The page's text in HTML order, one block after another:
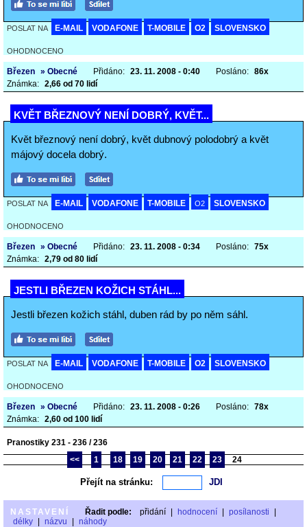
POSLAT NA E-MAIL VODAFONE T-MOBILE O2 SLOVENSKO
OHODNOCENO
Březen » Obecné Přidáno: 23. 11. 2008 - 0:40 Posláno: 86x
Známka: 2,66 od 70 lidí
KVĚT BŘEZNOVÝ NENÍ DOBRÝ, KVĚT...
Květ březnový není dobrý, květ dubnový polodobrý a květ
májový docela dobrý.
POSLAT NA E-MAIL VODAFONE T-MOBILE O2 SLOVENSKO
OHODNOCENO
Březen » Obecné Přidáno: 23. 11. 2008 - 0:34 Posláno: 75x
Známka: 2,79 od 80 lidí
JESTLI BŘEZEN KOŽICH STÁHL...
Jestli březen kožich stáhl, duben rád by po něm sáhl.
POSLAT NA E-MAIL VODAFONE T-MOBILE O2 SLOVENSKO
OHODNOCENO
Březen » Obecné Přidáno: 23. 11. 2008 - 0:26 Posláno: 78x
Známka: 2,60 od 100 lidí
Pranostiky 231 - 236 / 236
<<
1 18 19 20 21 22 23 24
Přejít na stránku:
NASTAVENÍ Řadit podle: přidání hodnocení posílanosti
délky
názvu
náhody